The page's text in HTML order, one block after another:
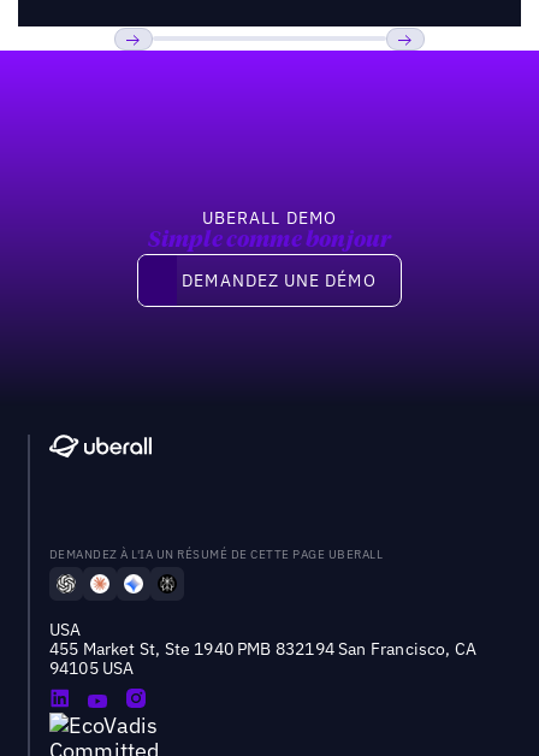
UBERALL DEMO
Simple comme bonjour
Demandez une démo
DEMANDEZ UNE DÉMO
DEMANDEZ À L'IA UN RÉSUMÉ DE CETTE PAGE UBERALL
USA
455 Market St, Ste 1940 PMB 832194 San Francisco, CA
94105 USA